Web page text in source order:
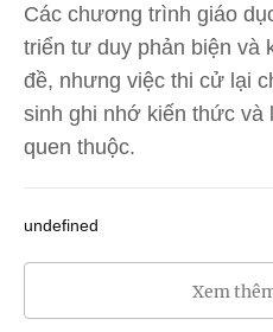
Các chương trình giáo
triển tư duy phản biện và
đề, nhưng việc thi cử lại
sinh ghi nhớ kiến thức và
quen thuộc.
undefined
Xem